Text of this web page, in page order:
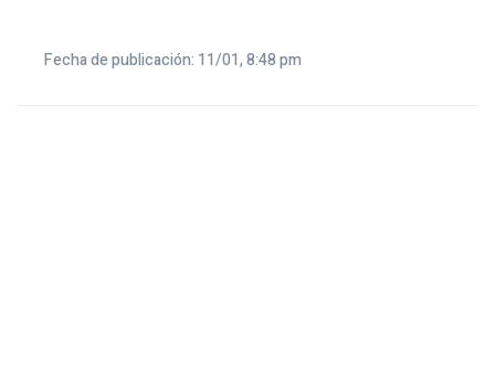
Fecha de publicación: 11/01, 8:48 pm